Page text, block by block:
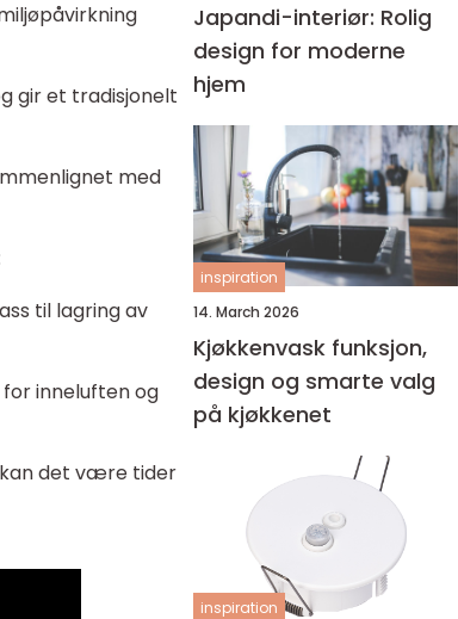
gir et tradisjonelt
med
til lagring av
inneluften og
kan det være tider
Japandi-interiør: Rolig
design for moderne
hjem
inspiration
14. March 2026
Kjøkkenvask funksjon,
design og smarte valg
på kjøkkenet
inspiration